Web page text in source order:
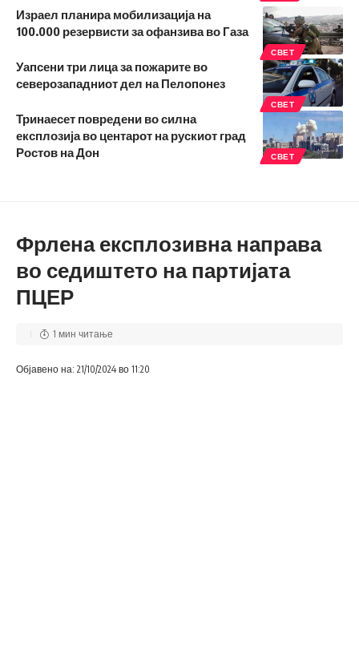
СВЕТ
Израел планира мобилизација на
100.000 резервисти за офанзива во Газа
СВЕТ
Уапсени три лица за пожарите во
северозападниот дел на Пелопонез
СВЕТ
Тринаесет повредени во силна
експлозија во центарот на рускиот град
Ростов на Дон
Фрлена експлозивна направа
во седиштето на партијата
ПЦЕР
Објавено на: 21/10/2024 во 11:20
1 мин читање